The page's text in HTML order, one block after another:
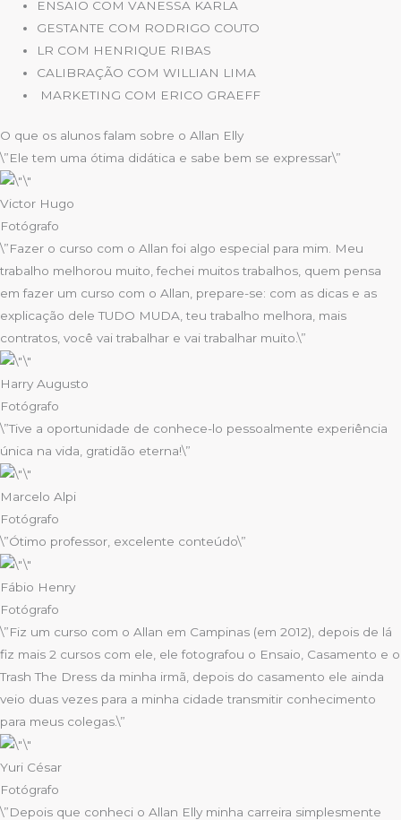
ENSAIO COM VANESSA KARLA
GESTANTE COM RODRIGO COUTO
LR COM HENRIQUE RIBAS
CALIBRAÇÃO COM WILLIAN LIMA
MARKETING COM ERICO GRAEFF
O que os alunos falam sobre o Allan Elly
\”Ele tem uma ótima didática e sabe bem se expressar\”​
Victor Hugo
Fotógrafo
\”Fazer o curso com o Allan foi algo especial para mim. Meu
trabalho melhorou muito, fechei muitos trabalhos, quem pensa
em fazer um curso com o Allan, prepare-se: com as dicas e as
explicação dele TUDO MUDA, teu trabalho melhora, mais
contratos, você vai trabalhar e vai trabalhar muito.\”​
Harry Augusto
Fotógrafo
\”Tive a oportunidade de conhece-lo pessoalmente experiência
única na vida, gratidão eterna!\”
Marcelo Alpi
Fotógrafo
\”Ótimo professor, excelente conteúdo\”
Fábio Henry
Fotógrafo
\”Fiz um curso com o Allan em Campinas (em 2012), depois de lá
fiz mais 2 cursos com ele, ele fotografou o Ensaio, Casamento e o
Trash The Dress da minha irmã, depois do casamento ele ainda
veio duas vezes para a minha cidade transmitir conhecimento
para meus colegas.\”
Yuri César
Fotógrafo
\”Depois que conheci o Allan Elly minha carreira simplesmente